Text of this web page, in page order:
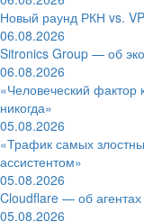
Новый раунд РКН vs.
06.08.2026
Sitronics Group — об
06.08.2026
«Человеческий фактор
никогда»
05.08.2026
«Трафик самых
ассистентом»
05.08.2026
Cloudflare — об
05.08.2026